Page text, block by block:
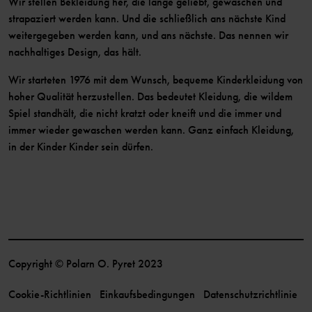
strapaziert werden kann. Und die schließlich ans nächste Kind
weitergegeben werden kann, und ans nächste. Das nennen wir
nachhaltiges Design, das hält.
Wir starteten 1976 mit dem Wunsch, bequeme Kinderkleidung von
hoher Qualität herzustellen. Das bedeutet Kleidung, die wildem
Spiel standhält, die nicht kratzt oder kneift und die immer und
immer wieder gewaschen werden kann. Ganz einfach Kleidung,
in der Kinder Kinder sein dürfen.
Copyright © Polarn O. Pyret 2023
Cookie-Richtlinien Einkaufsbedingungen Datenschutzrichtlinie